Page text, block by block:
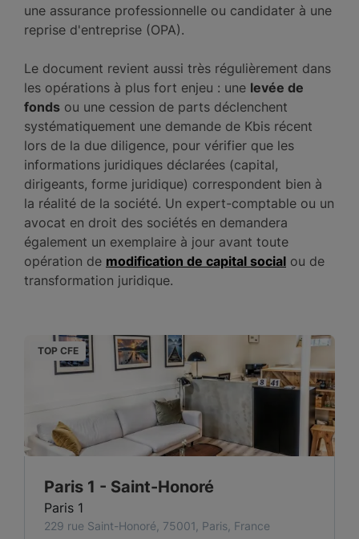
une assurance professionnelle ou candidater à une
reprise d'entreprise (OPA).
Le document revient aussi très régulièrement dans
les opérations à plus fort enjeu : une levée de
fonds ou une cession de parts déclenchent
systématiquement une demande de Kbis récent
lors de la due diligence, pour vérifier que les
informations juridiques déclarées (capital,
dirigeants, forme juridique) correspondent bien à
la réalité de la société. Un expert-comptable ou un
avocat en droit des sociétés en demandera
également un exemplaire à jour avant toute
opération de modification de capital social ou de
transformation juridique.
TOP CFE
Paris 1 - Saint-Honoré
Paris 1
229 rue Saint-Honoré, 75001, Paris, France